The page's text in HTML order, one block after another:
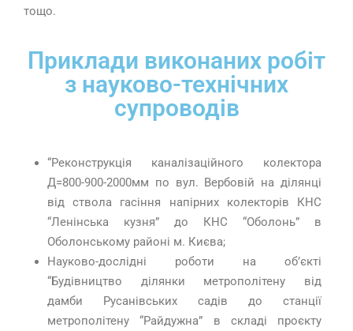
тощо.
Приклади виконаних робіт
з науково-технічних
супроводів
“Реконструкція каналізаційного колектора
Д=800-900-2000мм по вул. Вербовій на ділянці
від ствола гасіння напірних колекторів КНС
“Ленінська кузня” до КНС “Оболонь” в
Оболонському районі м. Києва;
Науково-дослідні роботи на об’єкті
“Будівництво ділянки метрополітену від
дамби Русанівських садів до станції
метрополітену “Райдужна” в складі проєкту